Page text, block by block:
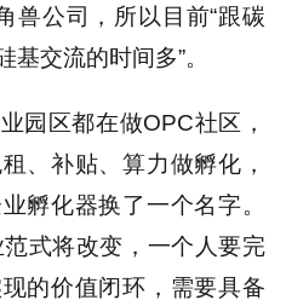
兽公司，所以目前“跟碳
交流的时间多”。
园区都在做OPC社区，
、补贴、算力做孵化，
孵化器换了一个名字。
式将改变，一个人要完
的价值闭环，需要具备